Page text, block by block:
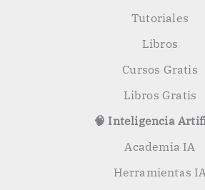
Tutoriales
Libros
Cursos Gratis
Libros Gratis
🧠 Inteligencia
Academia IA
Herramientas